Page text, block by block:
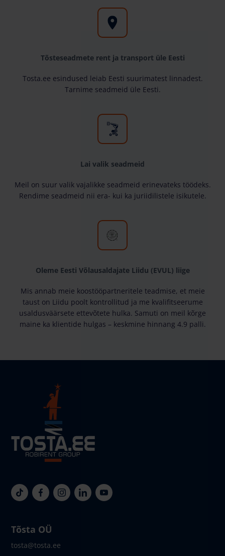
Tõsteseadmete rent ja transport üle Eesti
Tosta.ee esindused leiab Eesti suurimatest linnadest.
Tarnime seadmeid üle Eesti.
Lai valik seadmeid
Meil on suur valik vajalikke seadmeid erinevateks töödeks.
Rendime seadmeid nii era- kui ka juriidilistele isikutele.
Oleme Eesti Võlausaldajate Liidu (EVUL) liige
Mis annab meie koostööpartneritele teadmise, et meie
taust on Liidu poolt kontrollitud ja me kvalifitseerume
usaldusväärsete ettevõtete hulka. Samuti on meil kõrge
maine ka klientide hulgas – keskmine hinnang 4.9 palli.
Tõsta OÜ
tosta@tosta.ee